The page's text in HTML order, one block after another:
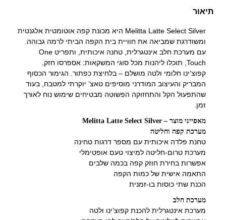
תיאור
Melitta Latte Select Silver היא מכונת קפה אוטומטית אלגנטית
ומשודרגת שמביאה את חוויית בית הקפה הביתי לרמה גבוהה.
עם מערכת חלב אינטגרלית, טחנה איכותית, ותפריט One
Touch, תוכלו ליהנות מכל סוגי המשקאות: אספרסו חזק,
קפוצ’ינו חלומי ולטה מושלם – בלחיצת כפתור. הגימור הכסוף
המבריק והעיצוב המודרני מוסיפים טאצ’ יוקרתי למטבח, בעוד
שהתפעול הקל והתחזוקה הפשוטה מבטיחים שימוש נוח לאורך
זמן.
מאפייני מוצר – Melitta Latte Select Silver
מערכת קפה וחליטה
טחנת פלדה איכותית עם מספר דרגות טחינה
מערכת טרום-חליטה למיצוי טעם אופטימלי
אפשרות בחירת חוזק קפה בכמה שלבים
התאמה אישית של כמות הקפה
הכנת שתי כוסות בו-זמנית
מערכת חלב
מערכת אינטגרלית להכנת קפוצ’ינו ולטה